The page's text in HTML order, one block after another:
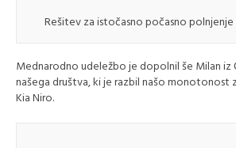
Rešitev za istočasno počasno
Mednarodno udeležbo je dopolnil še Milan iz
našega društva, ki je razbil našo
Kia Niro.